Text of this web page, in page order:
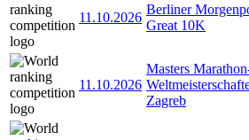
11.10.2026
Berliner
Great 10K
11.10.2026
Masters
Zagreb